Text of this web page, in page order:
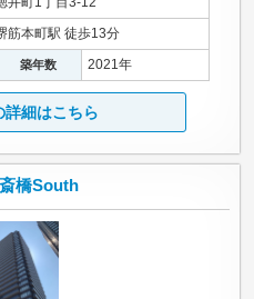
筋本町駅 徒歩13分
築年数 2021年
詳細はこちら
橋South